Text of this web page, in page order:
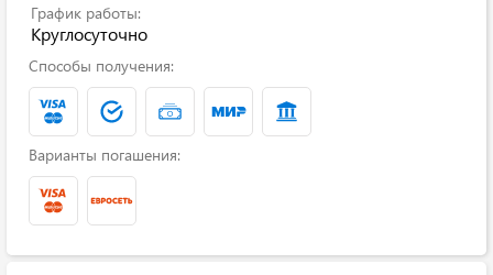
График работы:
Круглосуточно
Способы получения:
Варианты погашения: